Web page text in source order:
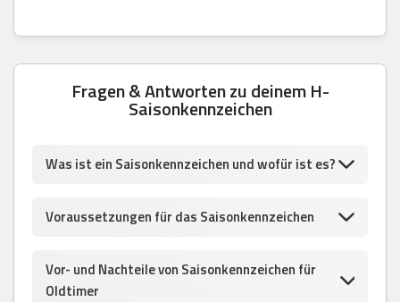
Fragen & Antworten zu deinem H-
Saisonkennzeichen
Was ist ein Saisonkennzeichen und wofür ist es?
Voraussetzungen für das Saisonkennzeichen
Vor- und Nachteile von Saisonkennzeichen für
Oldtimer